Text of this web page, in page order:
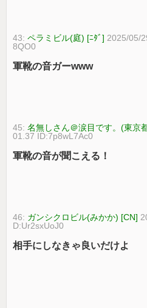
43:ペラミビル(庭) [ﾆﾀﾞ] 2025/05/
8QO0
軍靴の音ガーwww
45:名無しさん＠涙目です。(東京
01.37 ID:7p8wL7Ac0
軍靴の音が聞こえる！
46: ガンシクロビル(みかか) [CN]
D:Ur2sxUoJ0
相手にしなきゃ良いだけよ